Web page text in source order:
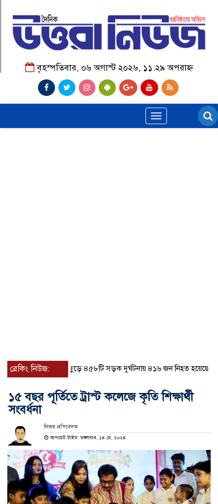
বৃহস্পতিবার, ০৬ অগাস্ট ২০২৬, ১১:২৯ অপরাহ্ন
Toggle
navigation
ব্রেকিং নিউজ:
জুলাইয়ে দেশজুড়ে ৪৫৮টি সড়ক দুর্ঘটনায় ৪১৬ জন নিহত হয়েছেন
১৫ বছর পূর্তিতে ট্রাস্ট কলেজে কৃতি শিক্ষার্থী
সংবর্ধনা
নিজস্ব প্রতিবেদক
আপডেট টাইম: মঙ্গলবার, ১৪ মে, ২০২৪